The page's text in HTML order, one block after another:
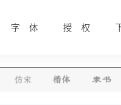
字 体 授 权